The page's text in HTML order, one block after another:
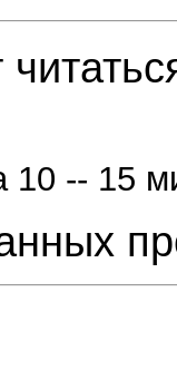
10 -- 15